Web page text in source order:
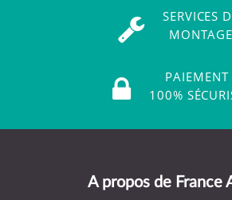
SERVICES
MONTAGE
PAIEMENT
100%
A propos de France